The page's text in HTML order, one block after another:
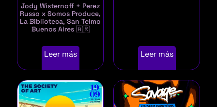
Jody Wisternoff + Perez
Russo x Somos Produce,
La Biblioteca, San Telmo
Buenos Aires 🇦🇷
Leer más Leer más